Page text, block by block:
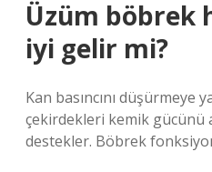
Üzüm böbrek
iyi gelir mi?
Kan basıncını düşürmeye
çekirdekleri kemik gücünü
destekler. Böbrek